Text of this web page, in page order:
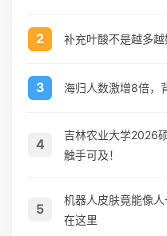
2 补充叶酸不是越多
3 海归人数激增8倍，
4
吉林农业大学2026
触手可及！
5
机器人皮肤竟能像
在这里